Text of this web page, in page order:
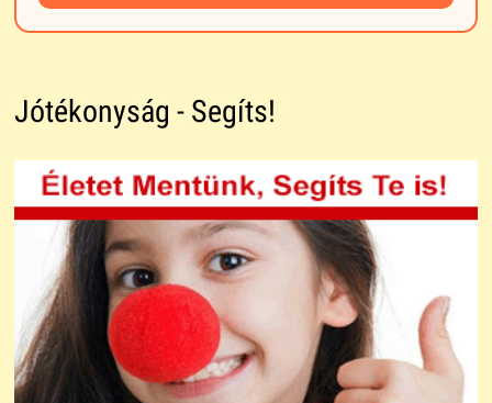
Jótékonyság - Segíts!